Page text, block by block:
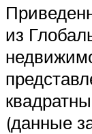
из
(данные